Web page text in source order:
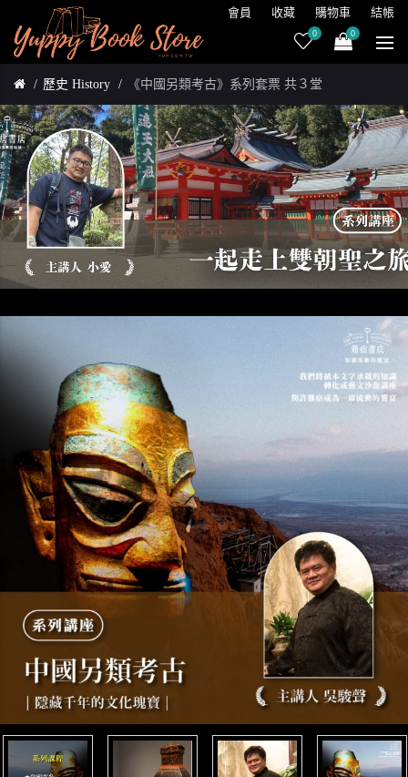
會員 收藏 購物車 結帳
0 0
歷史 History 《中國另類考古》系列套票 共３堂